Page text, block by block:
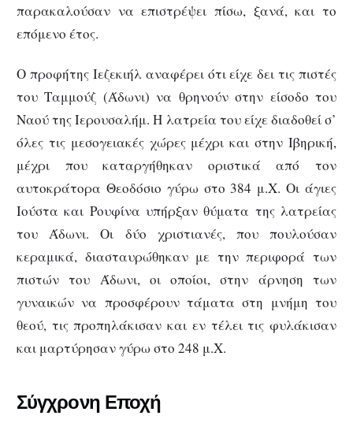
παρακαλούσαν να επιστρέψει πίσω, ξανά, και το
επόμενο έτος.
Ο προφήτης Ιεζεκιήλ αναφέρει ότι είχε δει τις πιστές
του Ταμμούζ (Άδωνι) να θρηνούν στην είσοδο του
Ναού της Ιερουσαλήμ. Η λατρεία του είχε διαδοθεί σ’
όλες τις μεσογειακές χώρες μέχρι και στην Ιβηρική,
μέχρι που καταργήθηκαν οριστικά από τον
αυτοκράτορα Θεοδόσιο γύρω στο 384 μ.Χ. Οι άγιες
Ιούστα και Ρουφίνα υπήρξαν θύματα της λατρείας
του Άδωνι. Οι δύο χριστιανές, που πουλούσαν
κεραμικά, διασταυρώθηκαν με την περιφορά των
πιστών του Άδωνι, οι οποίοι, στην άρνηση των
γυναικών να προσφέρουν τάματα στη μνήμη του
θεού, τις προπηλάκισαν και εν τέλει τις φυλάκισαν
και μαρτύρησαν γύρω στο 248 μ.Χ.
Σύγχρονη Εποχή